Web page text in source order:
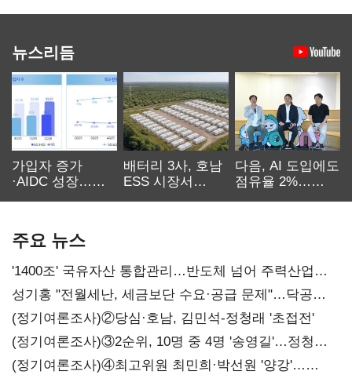
뉴스리듬
가입자 증가
·AIDC 성장…
배터리 3사, 호남
ESS 시장서
다음, AI 도입에도
점유율 2%…
주요 뉴스
'1400조' 국유자산 통합관리…반도체 넘어 주력산업
구조혁신
성기홍 "전월세난, 세금보단 수요·공급 문제"…닥공
시사
(정기여론조사)②당심·호남, 김민석-정청래 '초접전'
(정기여론조사)③2순위, 10명 중 4명 '송영길'…정청래
'한 자릿수'
(정기여론조사)④최고위원 최민희·박선원 '양강'…